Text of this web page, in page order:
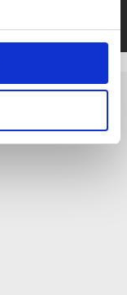
özel
yaparken
sunmak
adına
bu noktada,
tek gelir